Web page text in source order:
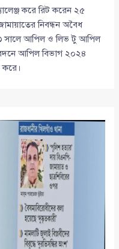
করে রিট করেন ২৫
নিবন্ধন অবৈধ
সালে আপিল ও লিভ টু আপিল
আপিল বিভাগ ২০২৪
করে।